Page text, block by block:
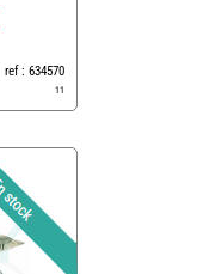
ref : 634570
11